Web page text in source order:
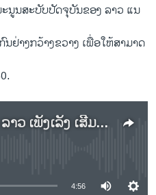
ນູນສະບັບປັດຈຸບັນຂອງ ລາວ ແນ
ຢ່າງກວ້າງຂວາງ ເພື່ອໃຫ້ສາມາດ
ຟັງລາຍງານ ລັດຖະບານ ລາວ ເພັ່ງເລັງ ເສີມຂະຫຍາຍ ການຮ່ວມມືກັບສາກົນ ຢ່າງກວ້າງຂວາງ
available
4:56